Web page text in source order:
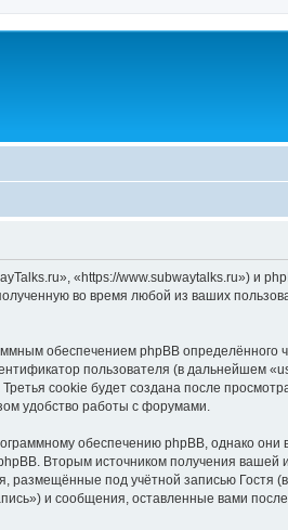
«https://www.subwaytalks.ru») и
во время любой из ваших
обеспечением phpBB определённого
пользователя (в дальнейшем
cookie будет создана после
удобство работы с форумами.
обеспечению phpBB, однако они
Вторым источником получения
размещённые под учётной записью Гостя
и сообщения, оставленные вами